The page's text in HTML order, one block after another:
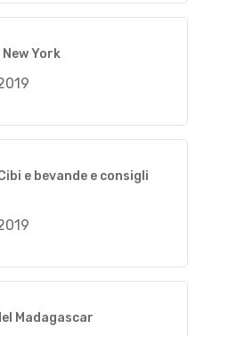
York
e bevande e consigli
Madagascar